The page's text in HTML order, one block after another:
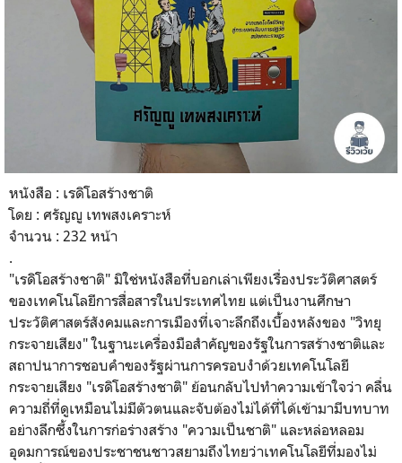
หนังสือ : เรดิโอสร้างชาติ
โดย : ศรัญญู เทพสงเคราะห์
จำนวน : 232 หน้า
.
​"เรดิโอสร้างชาติ" มิใช่หนังสือที่บอกเล่าเพียงเรื่องประวัติศาสตร์
ของเทคโนโลยีการสื่อสารในประเทศไทย แต่เป็นงานศึกษา
ประวัติศาสตร์สังคมและการเมืองที่เจาะลึกถึงเบื้องหลังของ "วิทยุ
กระจายเสียง" ในฐานะเครื่องมือสำคัญของรัฐในการสร้างชาติและ
สถาปนาการชอบคำของรัฐผ่านการครอบงำด้วยเทคโนโลยี
กระจายเสียง "เรดิโอสร้างชาติ" ย้อนกลับไปทำความเข้าใจว่า คลื่น
ความถี่ที่ดูเหมือนไม่มีตัวตนและจับต้องไม่ได้ที่ได้เข้ามามีบทบาท
อย่างลึกซึ้งในการก่อร่างสร้าง "ความเป็นชาติ" และหล่อหลอม
อุดมการณ์ของประชาชนชาวสยามถึงไทยว่าเทคโนโลยีที่มองไม่